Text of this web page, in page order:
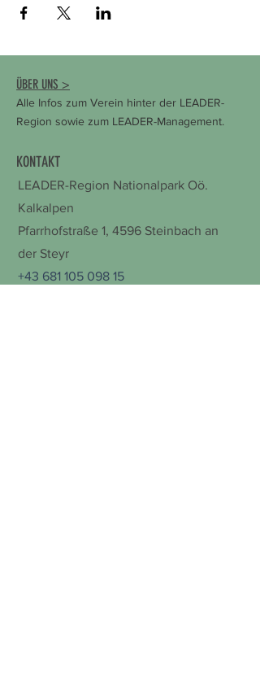
ÜBER UNS >
Alle Infos zum Verein hinter der LEADER-
Region sowie zum LEADER-Management.
KONTAKT
LEADER-Region Nationalpark Oö.
Kalkalpen
Pfarrhofstraße 1, 4596 Steinbach an
der Steyr
+43 681 105 098 15